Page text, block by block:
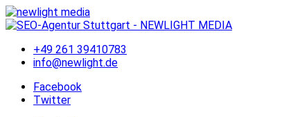
Skip
to
+49 261 39410783
info@newlight.de
Facebook
Twitter